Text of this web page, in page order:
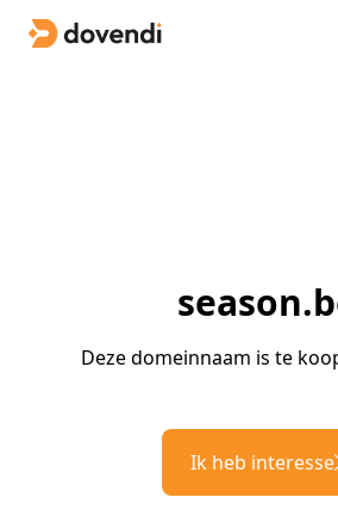
Deze domeinnaam is te
Ik heb interesse